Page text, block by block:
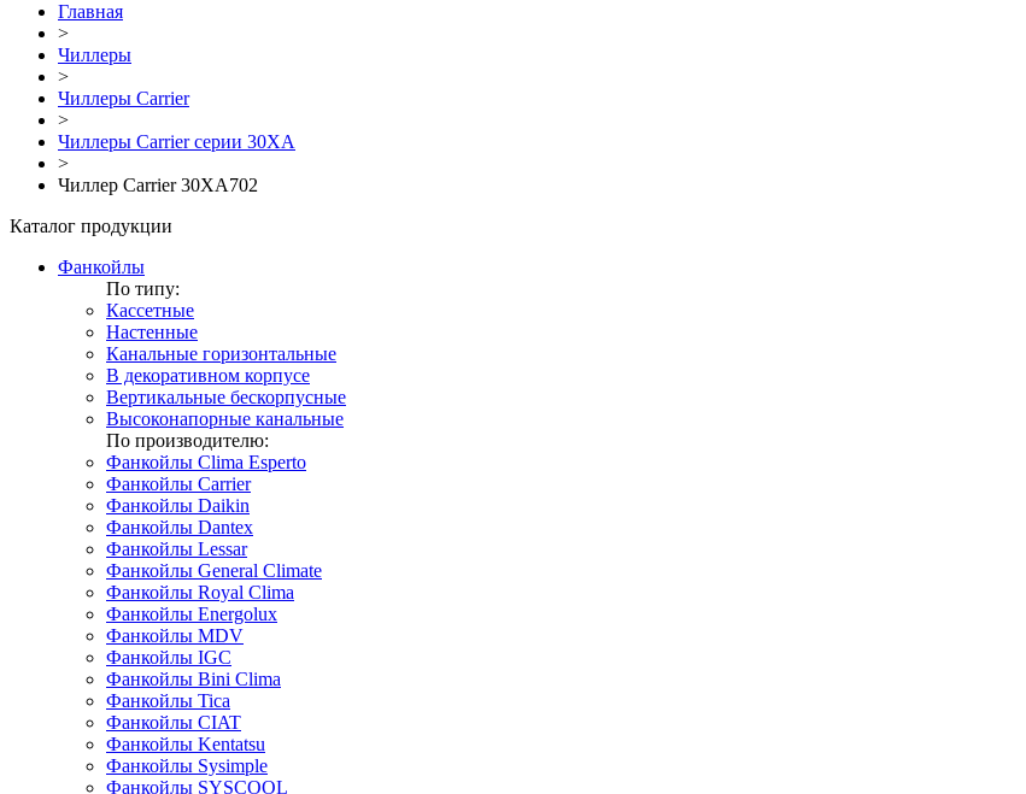
Главная
>
Чиллеры
>
Чиллеры Carrier
>
Чиллеры Carrier серии 30XA
>
Чиллер Carrier 30XA702
Каталог продукции
Фанкойлы
По типу:
Кассетные
Настенные
Канальные горизонтальные
В декоративном корпусе
Вертикальные бескорпусные
Высоконапорные канальные
По производителю:
Фанкойлы Clima Esperto
Фанкойлы Carrier
Фанкойлы Daikin
Фанкойлы Dantex
Фанкойлы Lessar
Фанкойлы General Climate
Фанкойлы Royal Clima
Фанкойлы Energolux
Фанкойлы MDV
Фанкойлы IGC
Фанкойлы Bini Clima
Фанкойлы Tica
Фанкойлы CIAT
Фанкойлы Kentatsu
Фанкойлы Sysimple
Фанкойлы SYSCOOL